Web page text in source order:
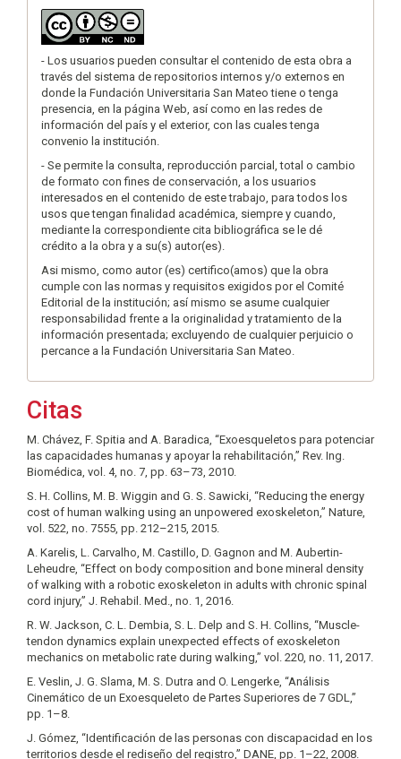
- Los usuarios pueden consultar el contenido de esta obra a
través del sistema de repositorios internos y/o externos en
donde la Fundación Universitaria San Mateo tiene o tenga
presencia, en la página Web, así como en las redes de
información del país y el exterior, con las cuales tenga
convenio la institución.
- Se permite la consulta, reproducción parcial, total o cambio
de formato con fines de conservación, a los usuarios
interesados en el contenido de este trabajo, para todos los
usos que tengan finalidad académica, siempre y cuando,
mediante la correspondiente cita bibliográfica se le dé
crédito a la obra y a su(s) autor(es).
Asi mismo, como autor (es) certifico(amos) que la obra
cumple con las normas y requisitos exigidos por el Comité
Editorial de la institución; así mismo se asume cualquier
responsabilidad frente a la originalidad y tratamiento de la
información presentada; excluyendo de cualquier perjuicio o
percance a la Fundación Universitaria San Mateo.
Citas
M. Chávez, F. Spitia and A. Baradica, “Exoesqueletos para potenciar
las capacidades humanas y apoyar la rehabilitación,” Rev. Ing.
Biomédica, vol. 4, no. 7, pp. 63–73, 2010.
S. H. Collins, M. B. Wiggin and G. S. Sawicki, “Reducing the energy
cost of human walking using an unpowered exoskeleton,” Nature,
vol. 522, no. 7555, pp. 212–215, 2015.
A. Karelis, L. Carvalho, M. Castillo, D. Gagnon and M. Aubertin-
Leheudre, “Effect on body composition and bone mineral density
of walking with a robotic exoskeleton in adults with chronic spinal
cord injury,” J. Rehabil. Med., no. 1, 2016.
R. W. Jackson, C. L. Dembia, S. L. Delp and S. H. Collins, “Muscle-
tendon dynamics explain unexpected effects of exoskeleton
mechanics on metabolic rate during walking,” vol. 220, no. 11, 2017.
E. Veslin, J. G. Slama, M. S. Dutra and O. Lengerke, “Análisis
Cinemático de un Exoesqueleto de Partes Superiores de 7 GDL,”
pp. 1–8.
J. Gómez, “Identificación de las personas con discapacidad en los
territorios desde el rediseño del registro,” DANE, pp. 1–22, 2008.